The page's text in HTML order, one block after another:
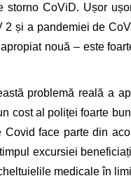
storno CoViD. Ușor
2 și a pandemiei de
nouă – este
problemă reală a
cost al poliței foarte
face parte din
excursiei
medicale în